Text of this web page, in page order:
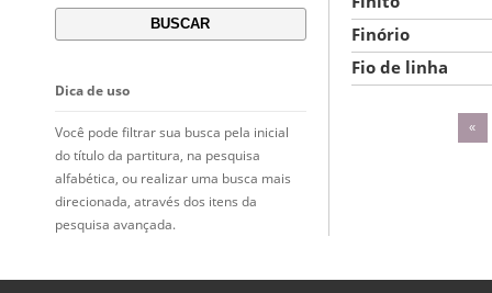
Dica de uso
Você pode filtrar sua busca pela inicial
do título da partitura, na pesquisa
alfabética, ou realizar uma busca mais
direcionada, através dos itens da
pesquisa avançada.
Finório
Fio de linha
«